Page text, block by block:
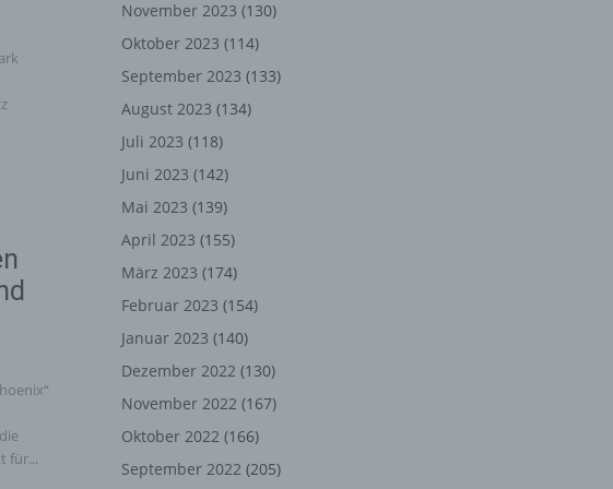
für...
November 2023 (130)
Oktober 2023 (114)
September 2023 (133)
August 2023 (134)
Juli 2023 (118)
Juni 2023 (142)
Mai 2023 (139)
April 2023 (155)
März 2023 (174)
Februar 2023 (154)
Januar 2023 (140)
Dezember 2022 (130)
November 2022 (167)
Oktober 2022 (166)
September 2022 (205)
Arbeitsleistung,
Interessen,
dieser natürlichen
Daten in einer
Person
Maßnahmen
Daten nicht einer
werden.
ist die natürliche
Stelle, die allein oder
von
und Mittel dieser